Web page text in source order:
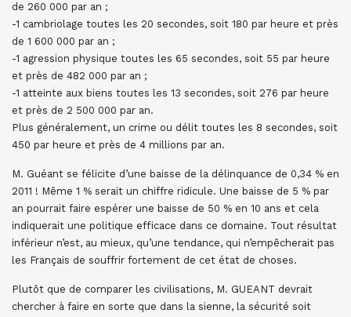
de 260 000 par an ;
-1 cambriolage toutes les 20 secondes, soit 180 par heure et près
de 1 600 000 par an ;
-1 agression physique toutes les 65 secondes, soit 55 par heure
et près de 482 000 par an ;
-1 atteinte aux biens toutes les 13 secondes, soit 276 par heure
et près de 2 500 000 par an.
Plus généralement, un crime ou délit toutes les 8 secondes, soit
450 par heure et près de 4 millions par an.
M. Guéant se félicite d’une baisse de la délinquance de 0,34 % en
2011 ! Même 1 % serait un chiffre ridicule. Une baisse de 5 % par
an pourrait faire espérer une baisse de 50 % en 10 ans et cela
indiquerait une politique efficace dans ce domaine. Tout résultat
inférieur n’est, au mieux, qu’une tendance, qui n’empêcherait pas
les Français de souffrir fortement de cet état de choses.
Plutôt que de comparer les civilisations, M. GUEANT devrait
chercher à faire en sorte que dans la sienne, la sécurité soit